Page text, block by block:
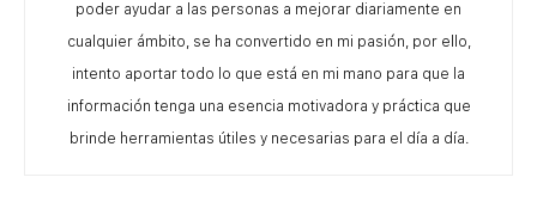
poder ayudar a las personas a mejorar diariamente en
cualquier ámbito, se ha convertido en mi pasión, por ello,
intento aportar todo lo que está en mi mano para que la
información tenga una esencia motivadora y práctica que
brinde herramientas útiles y necesarias para el día a día.